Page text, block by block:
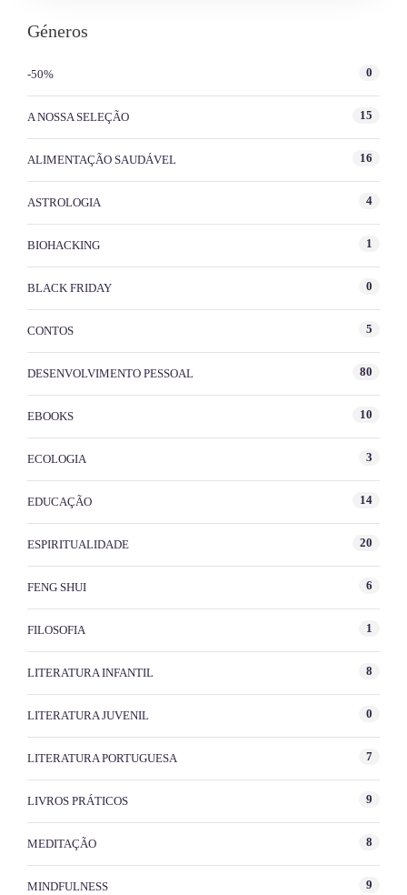
Géneros
-50% 0
A NOSSA SELEÇÃO 15
ALIMENTAÇÃO SAUDÁVEL 16
ASTROLOGIA 4
BIOHACKING 1
BLACK FRIDAY 0
CONTOS 5
DESENVOLVIMENTO PESSOAL 80
EBOOKS 10
ECOLOGIA 3
EDUCAÇÃO 14
ESPIRITUALIDADE 20
FENG SHUI 6
FILOSOFIA 1
LITERATURA INFANTIL 8
LITERATURA JUVENIL 0
LITERATURA PORTUGUESA 7
LIVROS PRÁTICOS 9
MEDITAÇÃO 8
MINDFULNESS 9